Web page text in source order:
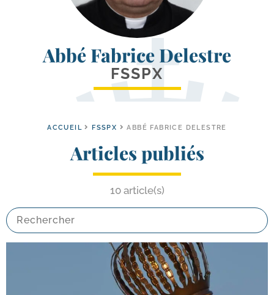
Abbé Fabrice Delestre
FSSPX
ACCUEIL FSSPX ABBÉ FABRICE DELESTRE
Articles publiés
10 article(s)